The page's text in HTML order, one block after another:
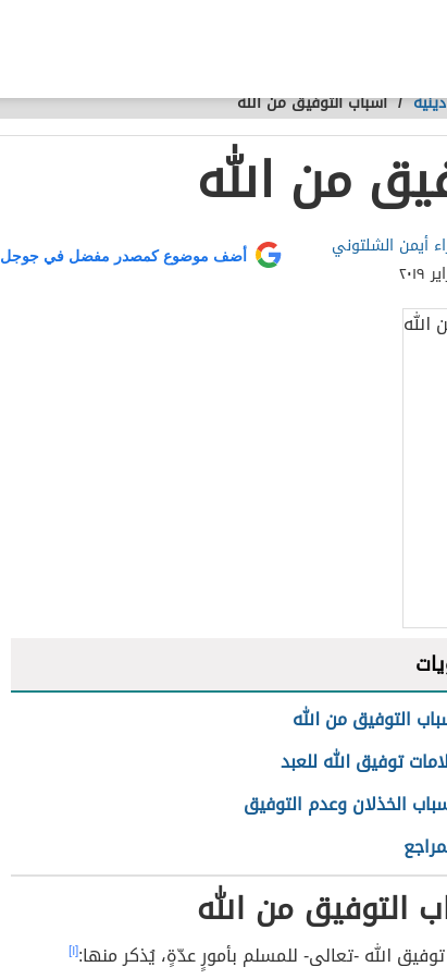
/أسباب التوفيق من الله
من الله
أيمن الشلتوني
أضف موضوع كمصدر مفضل في جوجل
التوفيق من الله
توفيق الله للعبد
الخذلان وعدم التوفيق
التوفيق من الله
الله -تعالى- للمسلم بأمورٍ عدّةٍ، يُذكر منها:[١]